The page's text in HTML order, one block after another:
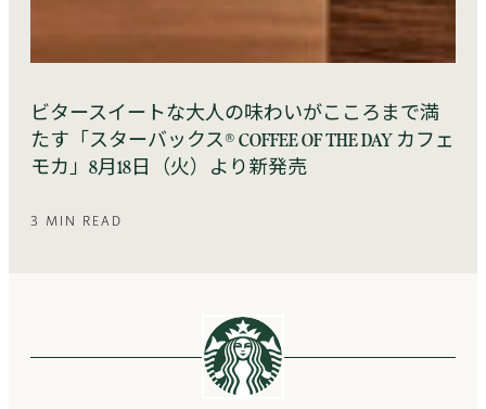
ビタースイートな大人の味わいがこころまで満
たす「スターバックス® COFFEE OF THE DAY カフェ
モカ」8月18日（火）より新発売
3 MIN READ